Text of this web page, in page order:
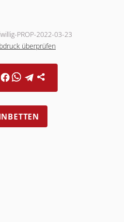
PROP-2022-03-23
überprüfen